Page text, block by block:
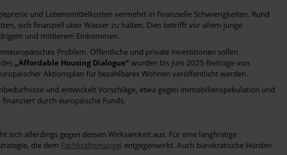
und Lebensmittelkosten vermehrt in finanzielle Schwierigkeiten. Rund
sich finanziell über Wasser zu halten. Dies betrifft vor allem junge
und mittlerem Einkommen.
Problem. Öffentliche und private Investitionen sollen
„Affordable Housing Dialogue“ wurden bis Juni 2025 Beiträge von
Aktionsplan für bezahlbares Wohnen veröffentlicht werden.
und entwickelt Vorschläge, etwa gegen Immobilienspekulation und
durch europäische Funds.
sich allerdings gegen dessen Wirksamkeit aus. Für eine langfristige
die dem Fachkräftemangel entgegenwirkt. Auch bürokratische Hürden